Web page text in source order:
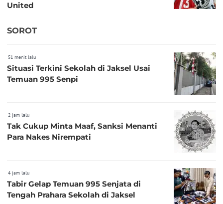
United
SOROT
51 menit lalu
Situasi Terkini Sekolah di Jaksel Usai
Temuan 995 Senpi
2 jam lalu
Tak Cukup Minta Maaf, Sanksi Menanti
Para Nakes Nirempati
4 jam lalu
Tabir Gelap Temuan 995 Senjata di
Tengah Prahara Sekolah di Jaksel